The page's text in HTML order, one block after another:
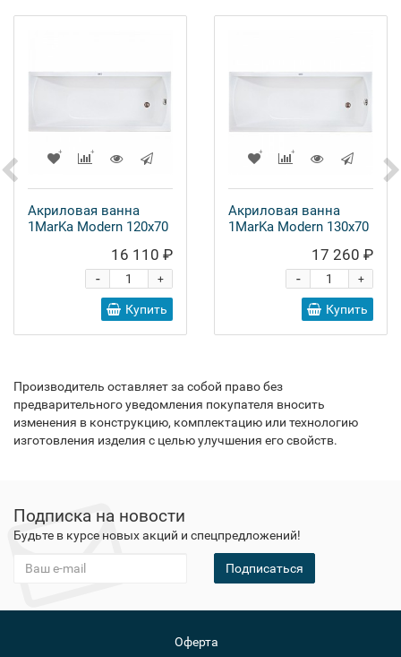
Акриловая ванна
1MarKa Modern 120x70
16 110 ₽
+
-
Купить
Акриловая ванна
1MarKa Modern 130x70
17 260 ₽
+
-
Купить
Производитель оставляет за собой право без
предварительного уведомления покупателя вносить
изменения в конструкцию, комплектацию или технологию
изготовления изделия с целью улучшения его свойств.
Подписка на новости
Будьте в курсе новых акций и спецпредложений!
Подписаться
Оферта